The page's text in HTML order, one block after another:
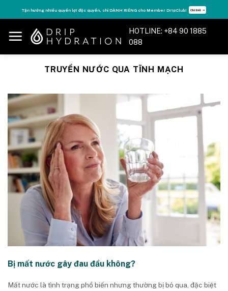
to
content
Tận hưởng nhiều quyền lợi độc quyền, chỉ DÀNH RIÊNG cho Member DripClub! Chi tiết ➝
HOTLINE: +84 90 1885
088
TRUYỀN NƯỚC QUA TĨNH MẠCH
Bị mất nước gây đau đầu không?
Mất nước là tình trạng phổ biến nhưng thường bị bỏ qua, đặc biệt